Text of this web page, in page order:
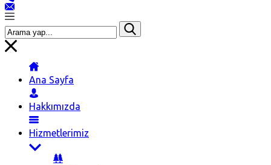
Ana Sayfa
Hakkımızda
Hizmetlerimiz